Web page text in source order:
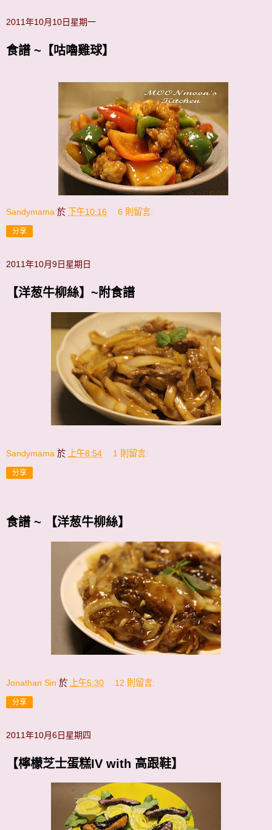
2011年10月10日星期一
食譜 ~【咕嚕雞球】
Sandymama 於 下午10:16 6 則留言:
分享
2011年10月9日星期日
【洋葱牛柳絲】~附食譜
Sandymama 於 上午8:54 1 則留言:
分享
食譜 ~ 【洋葱牛柳絲】
Jonathan Sin 於 上午5:30 12 則留言:
分享
2011年10月6日星期四
【檸檬芝士蛋糕IV with 高跟鞋】